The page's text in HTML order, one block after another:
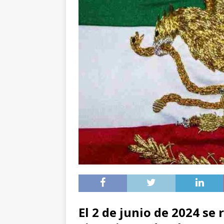
El 2 de junio de 2024